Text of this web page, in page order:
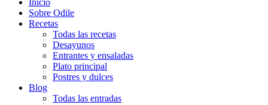
Inicio
Sobre Odile
Recetas
Todas las recetas
Desayunos
Entrantes y ensaladas
Plato principal
Postres y dulces
Blog
Todas las entradas